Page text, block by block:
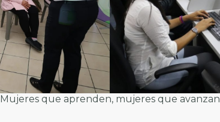
Mujeres que aprenden, mujeres que avanzan